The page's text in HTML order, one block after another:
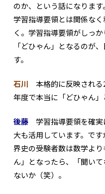
のか、という話になりま
学習指導要領とは関係な
く。学習指導要領がしっ
「どひゃん」となるのが
す。
石川 本格的に反映される
年度で本当に「どひゃん」
後藤 学習指導要領を確実
大も活用しています。で
界史の受験者数は数学よ
ん」となったら、「聞い
ないか（笑）。